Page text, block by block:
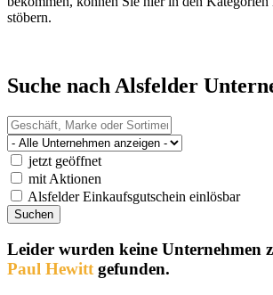
stöbern.
Suche nach Alsfelder
jetzt geöffnet
mit Aktionen
Alsfelder Einkaufsgutschein einlösbar
Leider wurden keine Unternehmen
Paul Hewittgefunden.